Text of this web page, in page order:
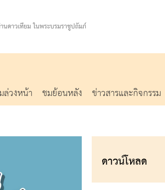
ล่วงหน้า ชมย้อนหลัง ข่าวสารและกิจกรรม
ดาวน์โหลด